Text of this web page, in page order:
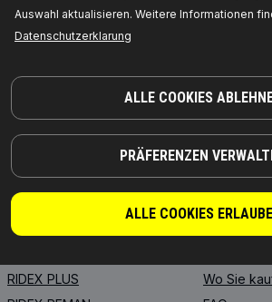
Auswahl aktualisieren. Weitere Informationen
Datenschutzerklarung
ALLE COOKIES
PRÄFERENZEN
ALLE COOKIES
JOSEF-ORLOPP-STRASSE 55
PRODUKTE
ÜBER UNS
RIDEX PLUS
Wo Sie